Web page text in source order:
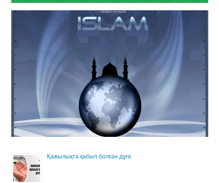
Қажылықта қабыл болған дұға